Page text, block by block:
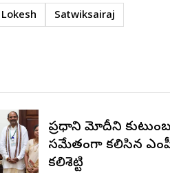
Satwiksairaj
ప్రధాని మోదీని కుటుంబ
సమేతంగా కలిసిన
కలిశెట్టి